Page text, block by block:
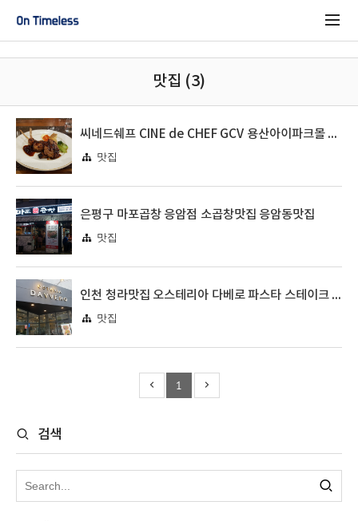
맛집 (3)
씨네드쉐프 CINE de CHEF GCV 용산아이파크몰 후기
맛집
은평구 마포곱창 응암점 소곱창맛집 응암동맛집
맛집
인천 청라맛집 오스테리아 다베로 파스타 스테이크 이탈리안 레스토랑
맛집
1
검색